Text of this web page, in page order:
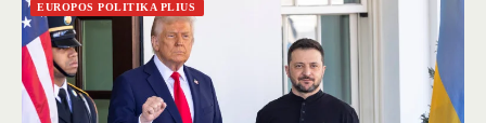
EUROPOS POLITIKA PLIUS